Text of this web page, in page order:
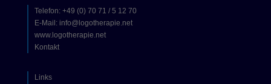
Telefon: +49 (0) 70 71 / 5 12 70
E-Mail: info@logotherapie.net
www.logotherapie.net
Kontakt
Links